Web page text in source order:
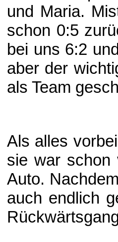
und Maria.
schon 0:5
bei uns 6:2
aber der
als Team
Als alles
sie war schon
Auto.
auch endlich